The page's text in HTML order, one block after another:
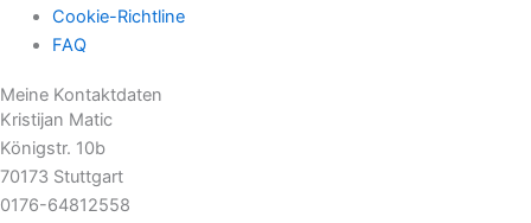
Cookie-Richtline
FAQ
Meine Kontaktdaten
Kristijan Matic
Königstr. 10b
70173 Stuttgart
0176-64812558